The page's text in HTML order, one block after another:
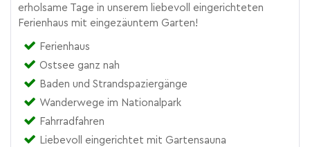
erholsame Tage in unserem liebevoll eingerichteten
Ferienhaus mit eingezäuntem Garten!
Ferienhaus
Ostsee ganz nah
Baden und Strandspaziergänge
Wanderwege im Nationalpark
Fahrradfahren
Liebevoll eingerichtet mit Gartensauna